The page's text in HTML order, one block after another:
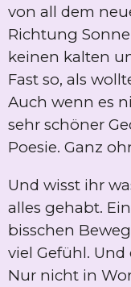
von all dem
Richtung
keinen kalten
Fast so, als
Auch wenn es
sehr schöner
Poesie. Ganz
Und wisst ihr
alles gehabt.
bisschen
viel Gefühl. Und
Nur nicht in